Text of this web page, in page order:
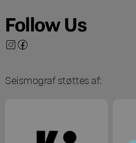
Follow Us
Seismograf støttes af: